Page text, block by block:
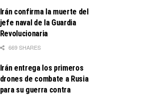
Irán confirma la muerte del
jefe naval de la Guardia
Revolucionaria
669 SHARES
Irán entrega los primeros
drones de combate a Rusia
para su guerra contra